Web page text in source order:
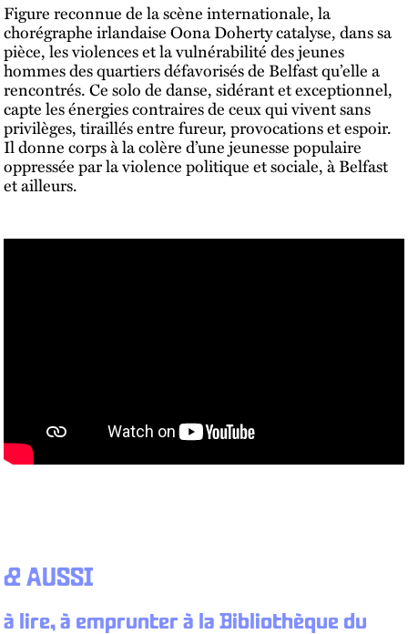
Figure reconnue de la scène internationale, la
chorégraphe irlandaise Oona Doherty catalyse, dans sa
pièce, les violences et la vulnérabilité des jeunes
hommes des quartiers défavorisés de Belfast qu’elle a
rencontrés. Ce solo de danse, sidérant et exceptionnel,
capte les énergies contraires de ceux qui vivent sans
privilèges, tiraillés entre fureur, provocations et espoir.
Il donne corps à la colère d’une jeunesse populaire
oppressée par la violence politique et sociale, à Belfast
et ailleurs.
& AUSSI
à lire, à emprunter à la Bibliothèque du